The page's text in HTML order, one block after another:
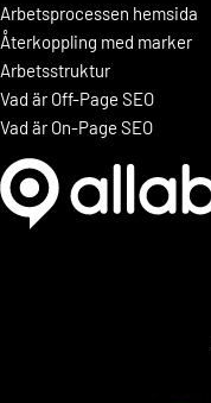
Arbetsprocessen hemsida
Återkoppling med marker
Arbetsstruktur
Vad är Off-Page SEO
Vad är On-Page SEO